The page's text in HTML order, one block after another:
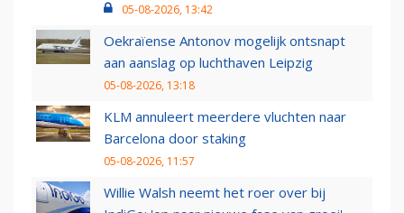
05-08-2026, 13:42
Oekraïense Antonov mogelijk ontsnapt
aan aanslag op luchthaven Leipzig
05-08-2026, 13:18
KLM annuleert meerdere vluchten naar
Barcelona door staking
05-08-2026, 11:57
Willie Walsh neemt het roer over bij